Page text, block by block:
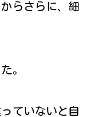
らさらに、細
。
ていないと自